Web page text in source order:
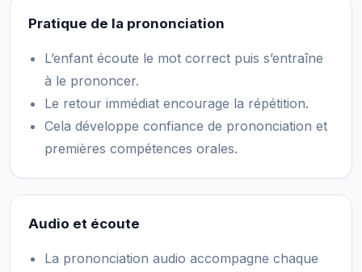
Pratique de la prononciation
L’enfant écoute le mot correct puis s’entraîne
à le prononcer.
Le retour immédiat encourage la répétition.
Cela développe confiance de prononciation et
premières compétences orales.
Audio et écoute
La prononciation audio accompagne chaque